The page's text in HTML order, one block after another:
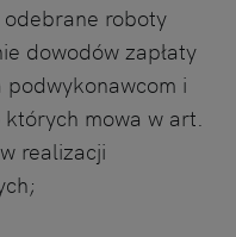
odebrane roboty
dowodów zapłaty
podwykonawcom i
mowa w art.
realizacji